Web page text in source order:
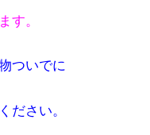
す。
ついでに
ださい。